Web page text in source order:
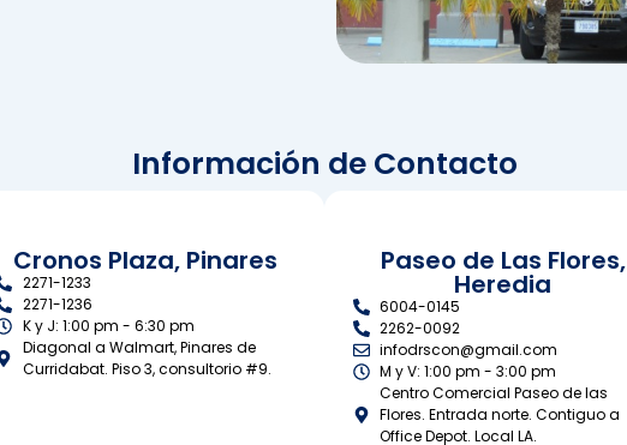
Información de Contacto
Cronos Plaza, Pinares
2271-1233
2271-1236
K y J: 1:00 pm - 6:30 pm
Diagonal a Walmart, Pinares de
Curridabat. Piso 3, consultorio #9.
Paseo de Las Flores,
Heredia
6004-0145
2262-0092
infodrscon@gmail.com
M y V: 1:00 pm - 3:00 pm
Centro Comercial Paseo de las
Flores. Entrada norte. Contiguo a
Office Depot. Local LA.